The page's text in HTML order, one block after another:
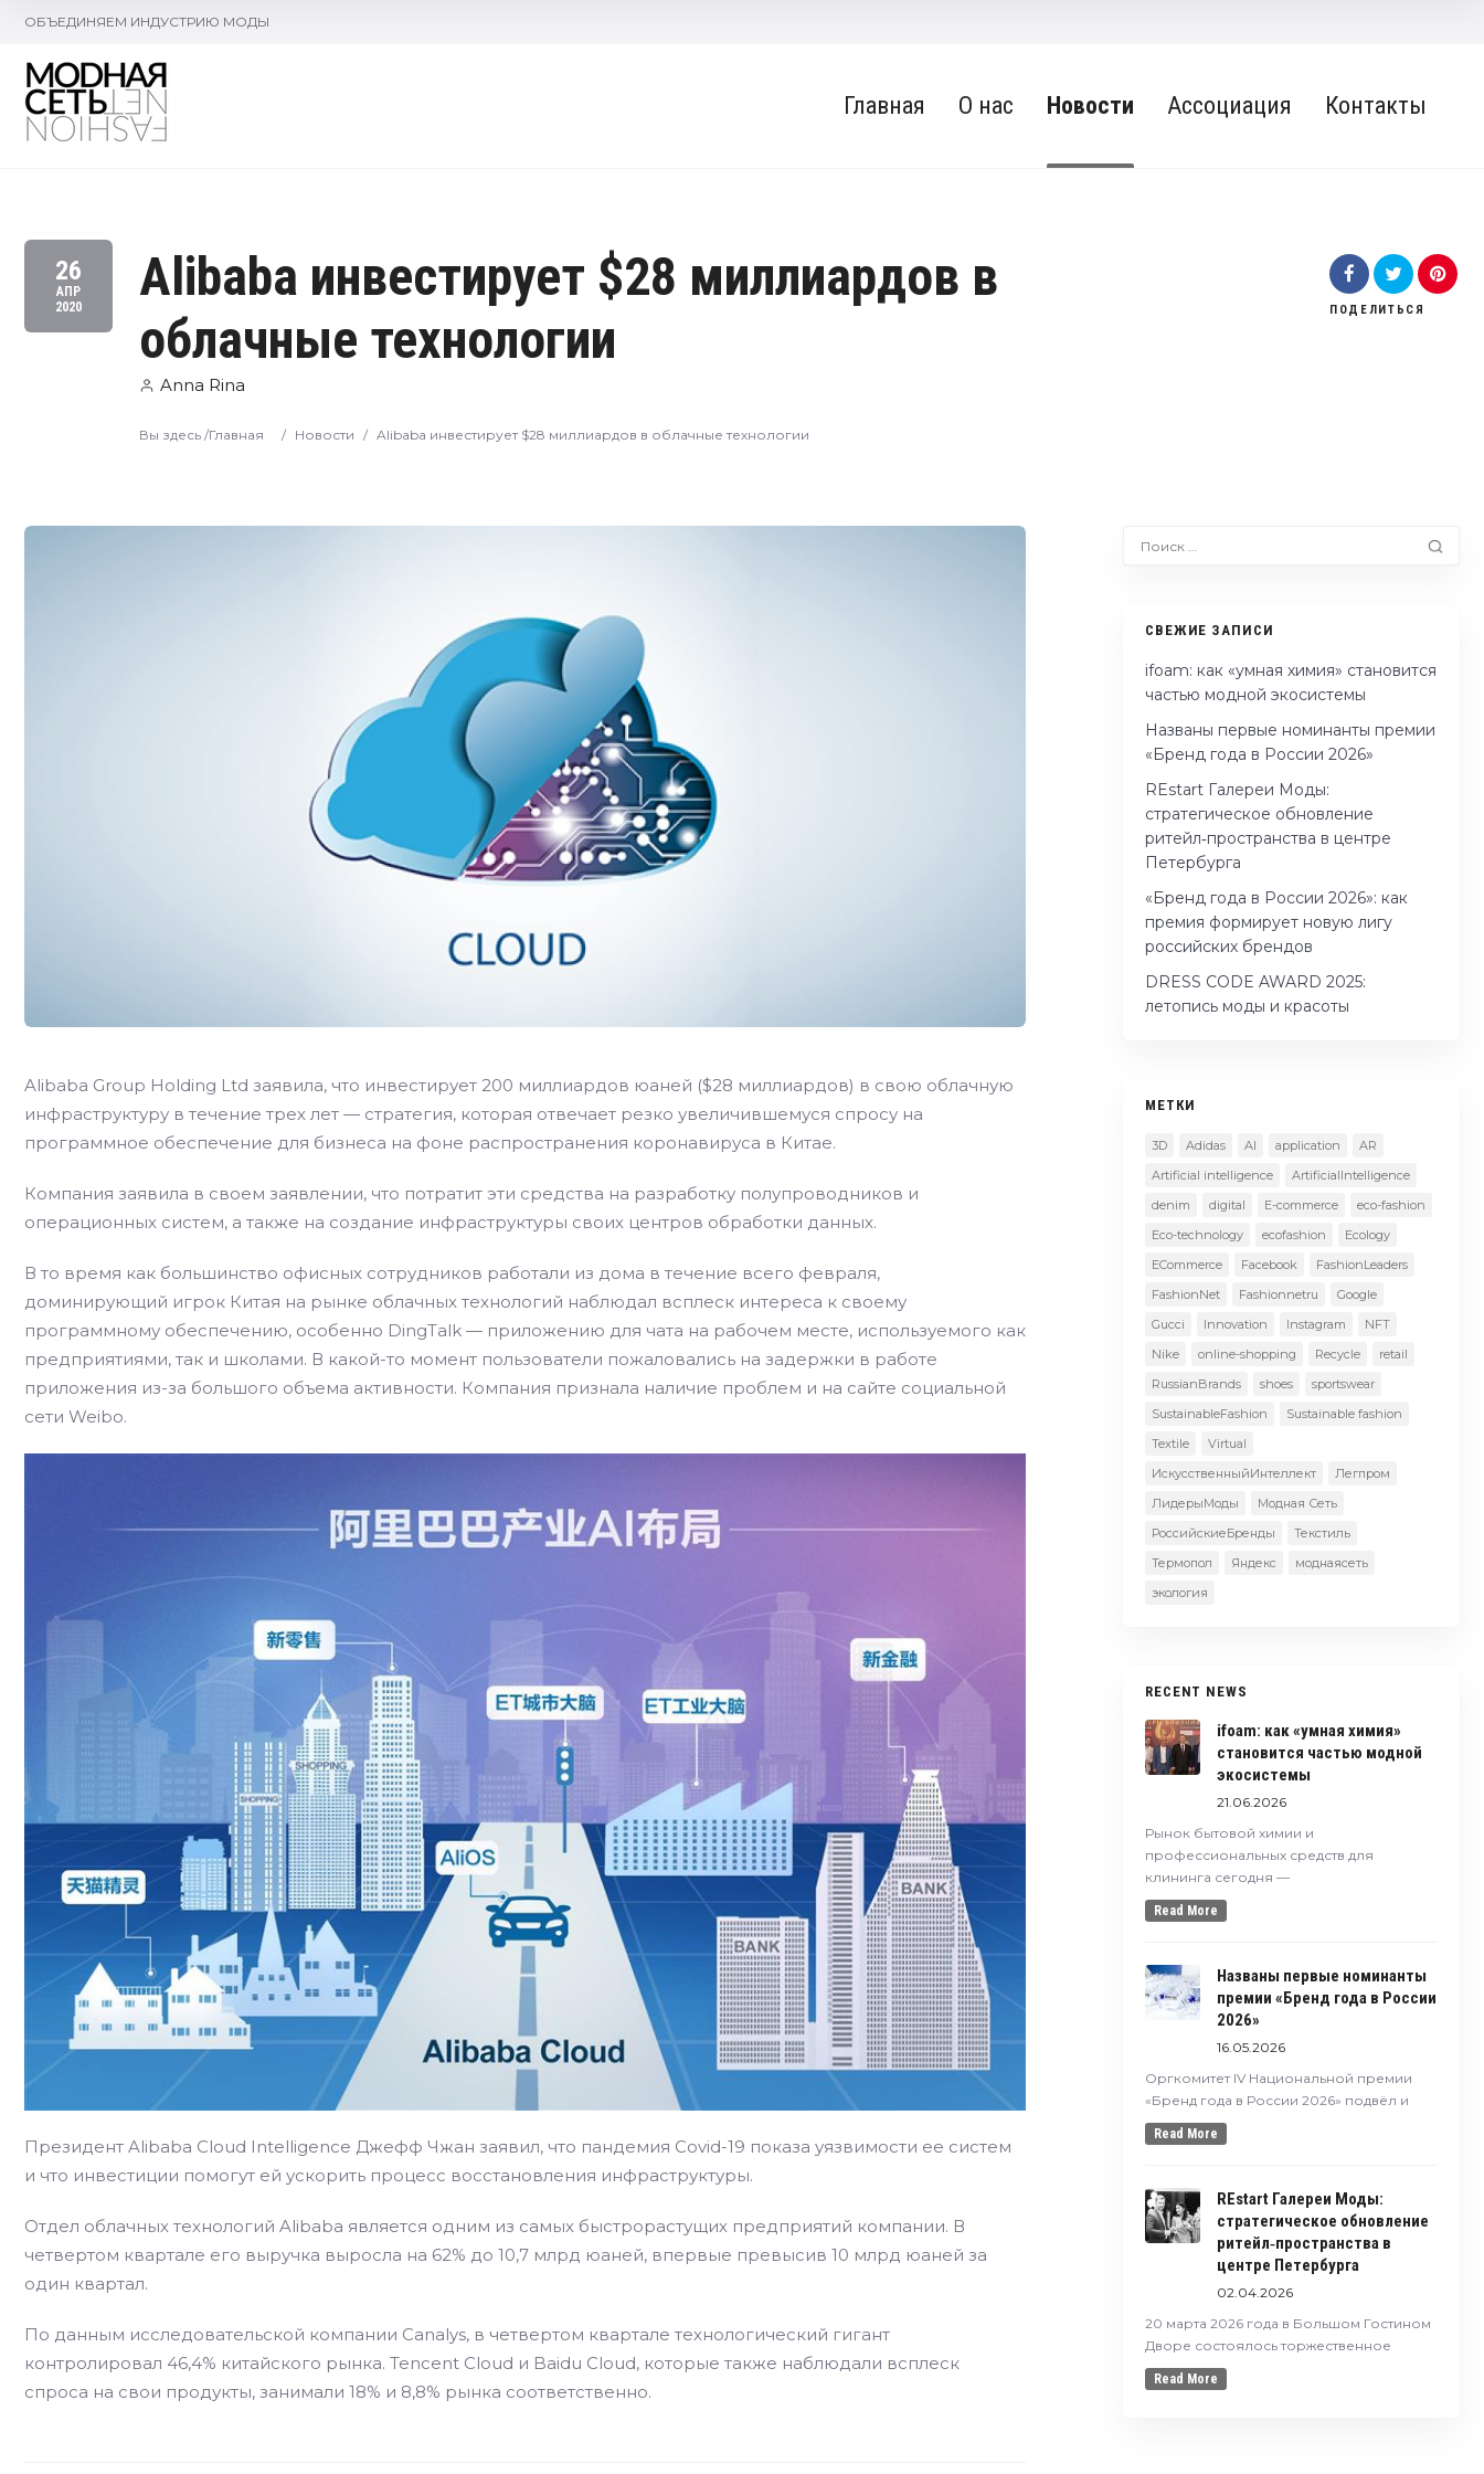
ОБЪЕДИНЯЕМ ИНДУСТРИЮ МОДЫ
Главная О нас Новости Ассоциация Контакты
26
АПР
2020
Alibaba инвестирует $28 миллиардов в
облачные технологии
Anna Rina
Вы здесь /Главная / Новости / Alibaba инвестирует $28 миллиардов в облачные технологии
ПОДЕЛИТЬСЯ
Alibaba Group Holding Ltd заявила, что инвестирует 200 миллиардов юаней ($28 миллиардов) в свою облачную
инфраструктуру в течение трех лет — стратегия, которая отвечает резко увеличившемуся спросу на
программное обеспечение для бизнеса на фоне распространения коронавируса в Китае.
Компания заявила в своем заявлении, что потратит эти средства на разработку полупроводников и
операционных систем, а также на создание инфраструктуры своих центров обработки данных.
В то время как большинство офисных сотрудников работали из дома в течение всего февраля,
доминирующий игрок Китая на рынке облачных технологий наблюдал всплеск интереса к своему
программному обеспечению, особенно DingTalk — приложению для чата на рабочем месте, используемого как
предприятиями, так и школами. В какой-то момент пользователи пожаловались на задержки в работе
приложения из-за большого объема активности. Компания признала наличие проблем и на сайте социальной
сети Weibo.
Президент Alibaba Cloud Intelligence Джефф Чжан заявил, что пандемия Covid-19 показа уязвимости ее систем
и что инвестиции помогут ей ускорить процесс восстановления инфраструктуры.
Отдел облачных технологий Alibaba является одним из самых быстрорастущих предприятий компании. В
четвертом квартале его выручка выросла на 62% до 10,7 млрд юаней, впервые превысив 10 млрд юаней за
один квартал.
По данным исследовательской компании Canalys, в четвертом квартале технологический гигант
контролировал 46,4% китайского рынка. Tencent Cloud и Baidu Cloud, которые также наблюдали всплеск
спроса на свои продукты, занимали 18% и 8,8% рынка соответственно.
СВЕЖИЕ ЗАПИСИ
ifoam: как «умная химия» становится
частью модной экосистемы
Названы первые номинанты премии
«Бренд года в России 2026»
REstart Галереи Моды:
стратегическое обновление
ритейл‑пространства в центре
Петербурга
«Бренд года в России 2026»: как
премия формирует новую лигу
российских брендов
DRESS CODE AWARD 2025:
летопись моды и красоты
МЕТКИ
3D Adidas AI application
AR
Artificial intelligence
ArtificialIntelligence
denim
digital E-commerce
eco-fashion
Eco-technology
ecofashion
Ecology
ECommerce
Facebook
FashionLeaders
FashionNet
Fashionnetru
Google
Gucci
Innovation Instagram
NFT
Nike
online-shopping Recycle
retail
RussianBrands
shoes
sportswear
SustainableFashion
Sustainable fashion
Textile
Virtual
ИскусственныйИнтеллект
Легпром
ЛидерыМоды
Модная Сеть
РоссийскиеБренды
Текстиль
Термопол
Яндекс
моднаясеть
экология
RECENT NEWS
ifoam: как «умная химия»
становится частью модной
экосистемы
21.06.2026
Рынок бытовой химии и
профессиональных средств для
клининга сегодня —
Read More
Названы первые номинанты
премии «Бренд года в России
2026»
16.05.2026
Оргкомитет IV Национальной премии
«Бренд года в России 2026» подвёл и
Read More
REstart Галереи Моды:
стратегическое обновление
ритейл‑пространства в
центре Петербурга
02.04.2026
20 марта 2026 года в Большом Гостином
Дворе состоялось торжественное
Read More